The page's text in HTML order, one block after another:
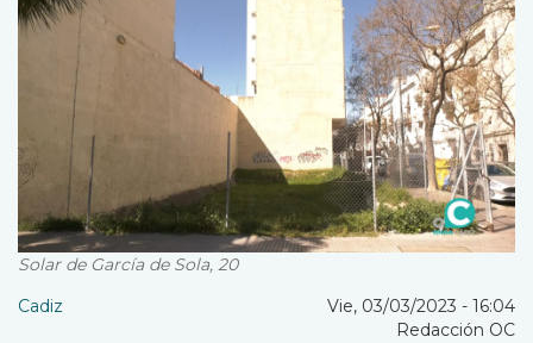
Solar de García de Sola, 20
Cadiz
Vie, 03/03/2023 - 16:04
Redacción OC